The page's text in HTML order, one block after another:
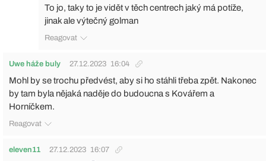
To jo, taky to je vidět v těch centrech jaký má potíže,
jinak ale výtečný golman
Reagovat
Uwe háže buly 27.12.2023 16:04
Mohl by se trochu předvést, aby si ho stáhli třeba zpět. Nakonec
by tam byla nějaká naděje do budoucna s Kovářem a
Horníčkem.
Reagovat
eleven11 27.12.2023 16:07